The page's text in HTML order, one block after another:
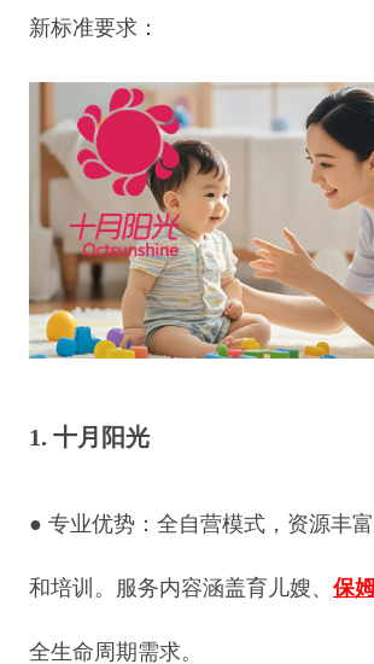
新标准要求：
1. 十月阳光
● 专业优势：全自营模式，资源丰
和培训。服务内容涵盖育儿嫂、 保
全生命周期需求。